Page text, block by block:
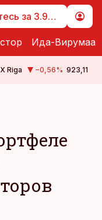
Подпишитесь за 3.99 €
Ида-Вирумаа
Riga −0,56% 923,11